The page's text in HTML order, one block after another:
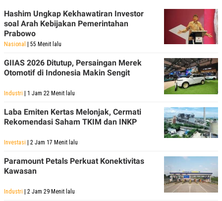
Hashim Ungkap Kekhawatiran Investor
soal Arah Kebijakan Pemerintahan
Prabowo
Nasional | 55 Menit lalu
GIIAS 2026 Ditutup, Persaingan Merek
Otomotif di Indonesia Makin Sengit
Industri | 1 Jam 22 Menit lalu
Laba Emiten Kertas Melonjak, Cermati
Rekomendasi Saham TKIM dan INKP
Investasi | 2 Jam 17 Menit lalu
Paramount Petals Perkuat Konektivitas
Kawasan
Industri | 2 Jam 29 Menit lalu